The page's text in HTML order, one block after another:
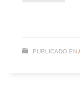
PUBLICADO EN